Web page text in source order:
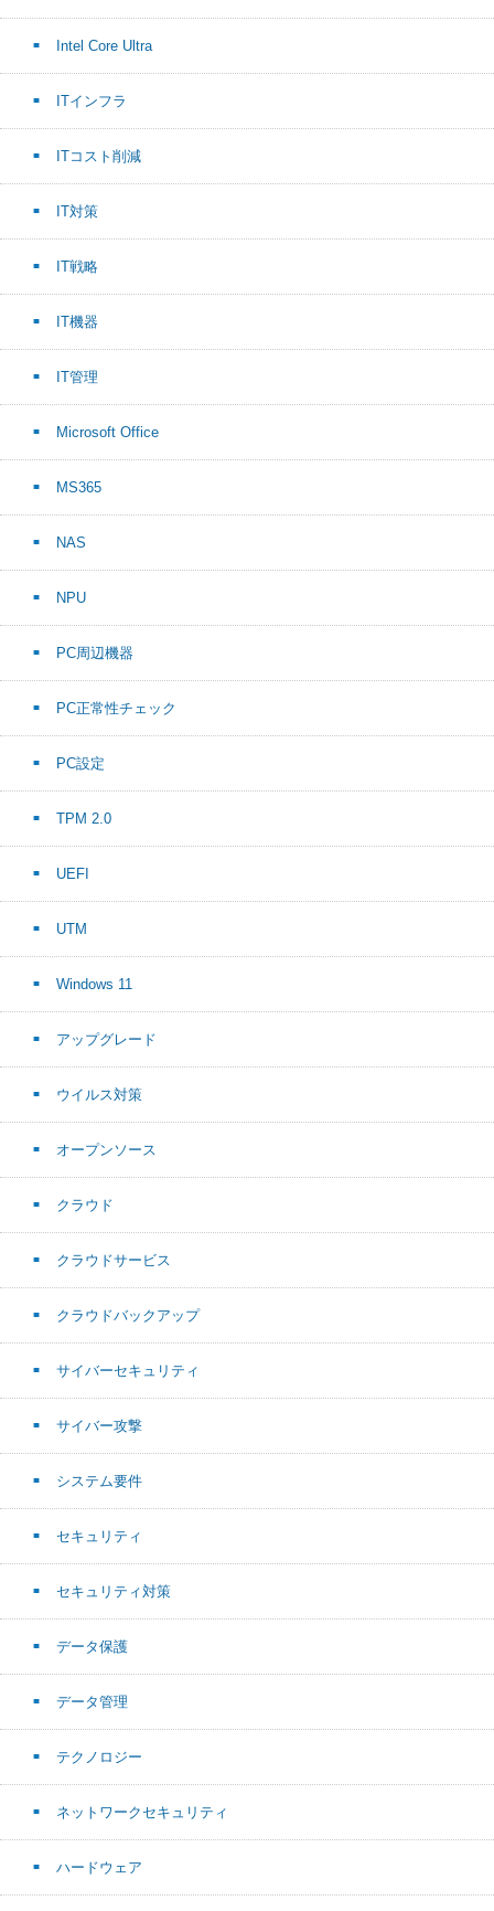
Intel Core Ultra
ITインフラ
ITコスト削減
IT対策
IT戦略
IT機器
IT管理
Microsoft Office
MS365
NAS
NPU
PC周辺機器
PC正常性チェック
PC設定
TPM 2.0
UEFI
UTM
Windows 11
アップグレード
ウイルス対策
オープンソース
クラウド
クラウドサービス
クラウドバックアップ
サイバーセキュリティ
サイバー攻撃
システム要件
セキュリティ
セキュリティ対策
データ保護
データ管理
テクノロジー
ネットワークセキュリティ
ハードウェア